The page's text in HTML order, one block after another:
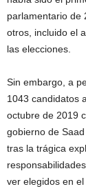
parlamentario de
otros, incluido el
las elecciones.
Sin embargo, a
1043 candidatos
octubre de 2019
gobierno de
tras la trágica
ver elegidos en